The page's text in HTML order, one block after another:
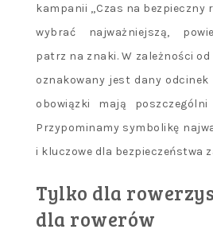
kampanii „Czas na bezpieczny
wybrać najważniejszą,
patrz na znaki. W zależności
oznakowany jest dany
obowiązki mają
Przypominamy symbolikę
i kluczowe dla bezpieczeństwa
Tylko dla
dla rowerów